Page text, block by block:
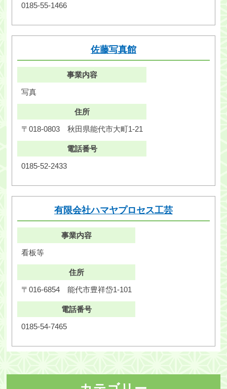
0185-55-1466
佐藤写真館
事業内容
写真
住所
〒018-0803 秋田県能代市大町1-21
電話番号
0185-52-2433
有限会社ハマヤプロセス工芸
事業内容
看板等
住所
〒016-6854 能代市豊祥岱1-101
電話番号
0185-54-7465